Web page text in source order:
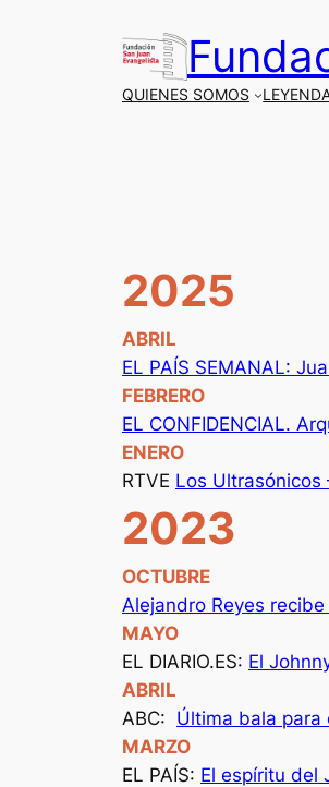
QUIENES SOMOS
2025
ABRIL
EL PAÍS SEMANAL:
FEBRERO
EL CONFIDENCIAL.
ENERO
RTVE Los Ultrasónicos
2023
OCTUBRE
Alejandro Reyes
MAYO
EL DIARIO.ES: El
ABRIL
ABC: Última bala
MARZO
EL PAÍS: El espíritu del